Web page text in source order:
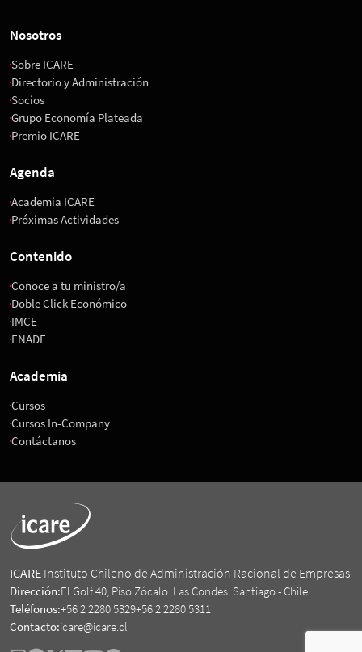
Nosotros
Sobre ICARE
Directorio y Administración
Socios
Grupo Economía Plateada
Premio ICARE
Agenda
Academia ICARE
Próximas Actividades
Contenido
Conoce a tu ministro/a
Doble Click Económico
IMCE
ENADE
Academia
Cursos
Cursos In-Company
Contáctanos
ICARE Instituto Chileno de Administración Racional de Empresas
Dirección:El Golf 40, Piso Zócalo. Las Condes. Santiago - Chile
Teléfonos:+56 2 2280 5329+56 2 2280 5311
Contacto:icare@icare.cl